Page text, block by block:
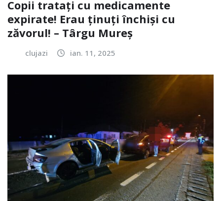
Copii tratați cu medicamente
expirate! Erau ținuți închiși cu
zăvorul! – Târgu Mureș
clujazi ian. 11, 2025